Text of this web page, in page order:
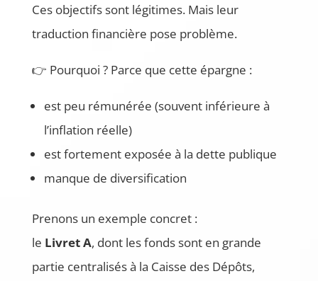
Ces objectifs sont légitimes. Mais leur
traduction financière pose problème.
👉 Pourquoi ? Parce que cette épargne :
est peu rémunérée (souvent inférieure à
l’inflation réelle)
est fortement exposée à la dette publique
manque de diversification
Prenons un exemple concret :
le Livret A, dont les fonds sont en grande
partie centralisés à la Caisse des Dépôts,